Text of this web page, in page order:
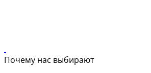
Почему нас выбирают